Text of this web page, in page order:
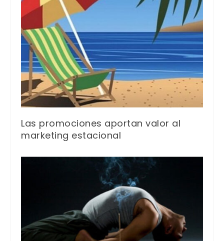
Las promociones aportan valor al
marketing estacional